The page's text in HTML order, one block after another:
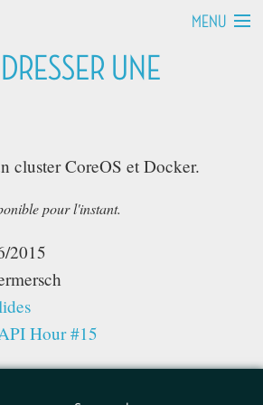
MENU
UNE
cluster CoreOS et Docker.
pour l'instant.
2015
Hour #15